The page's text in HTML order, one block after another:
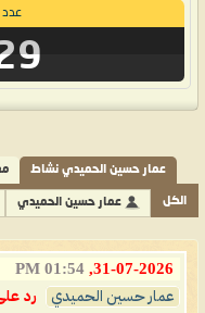
عدد
عمار حسين الحميدي نشاط
الكل عمار حسين الحميدي
31-07-2026,
01:54 PM
عمار حسين الحميدي رد